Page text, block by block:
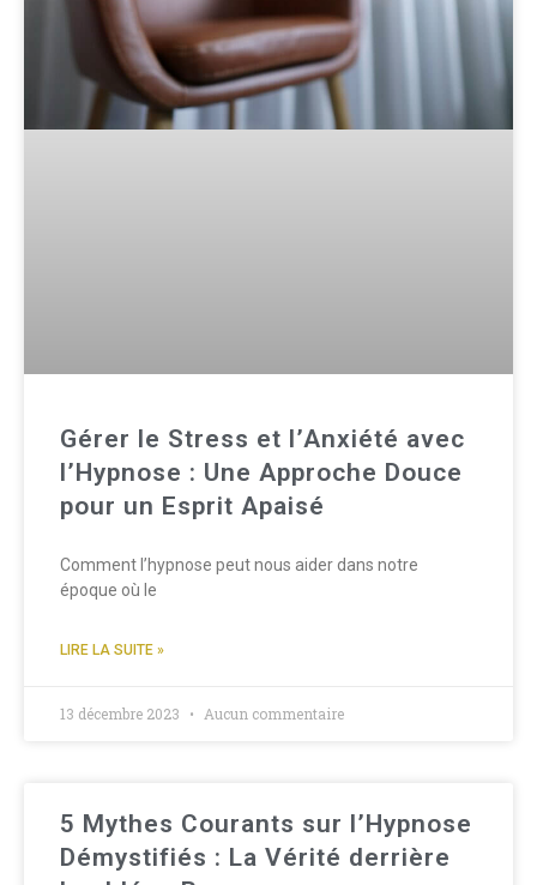
Gérer le Stress et l’Anxiété avec
l’Hypnose : Une Approche Douce
pour un Esprit Apaisé
Comment l’hypnose peut nous aider dans notre
époque où le
LIRE LA SUITE »
13 décembre 2023 Aucun commentaire
5 Mythes Courants sur l’Hypnose
Démystifiés : La Vérité derrière